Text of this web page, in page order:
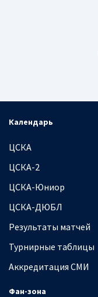
Календарь
ЦСКА
ЦСКА-2
ЦСКА-Юниор
ЦСКА-ДЮБЛ
Результаты матчей
Турнирные таблицы
Аккредитация СМИ
Фан-зона